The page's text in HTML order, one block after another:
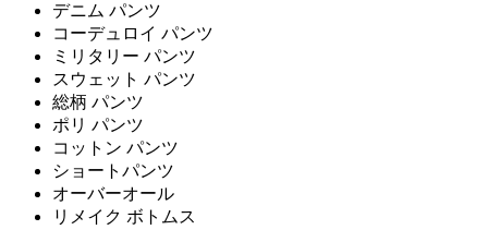
デニム パンツ
コーデュロイ パンツ
ミリタリー パンツ
スウェット パンツ
総柄 パンツ
ポリ パンツ
コットン パンツ
ショートパンツ
オーバーオール
リメイク ボトムス